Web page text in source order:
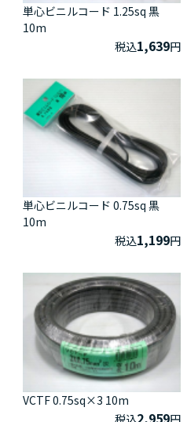
単心ビニルコード 1.25sq 黒
10m
税込1,639円
単心ビニルコード 0.75sq 黒
10m
税込1,199円
VCTF 0.75sq×3 10m
税込2,959円